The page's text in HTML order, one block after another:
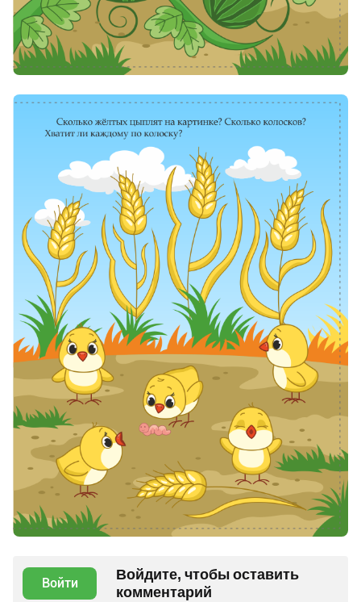
Войти
Войдите, чтобы оставить
комментарий